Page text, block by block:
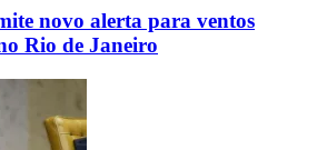
novo alerta para ventos
Rio de Janeiro